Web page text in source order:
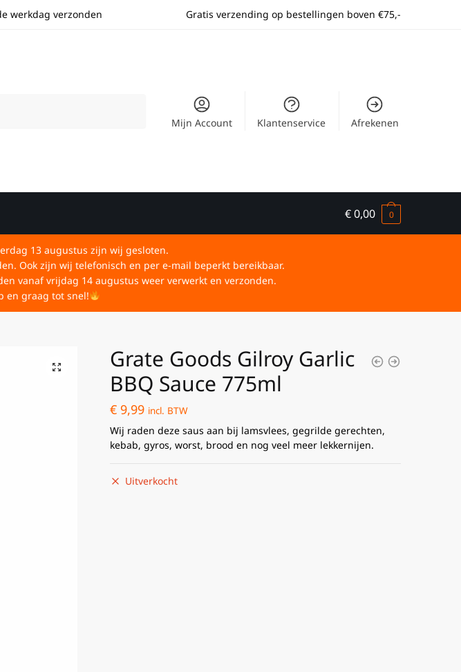
werkdag verzonden Gratis verzending op bestellingen boven €75,-
Mijn Account Klantenservice Afrekenen
€0,00 0
13 augustus zijn wij gesloten.
Ook zijn wij telefonisch en per e-mail beperkt bereikbaar.
vanaf vrijdag 14 augustus weer verwerkt en verzonden.
en graag tot snel!
Grate Goods Gilroy Garlic
BBQ Sauce 775ml
€9,99 incl. BTW
Wij raden deze saus aan bij lamsvlees, gegrilde gerechten,
kebab, gyros, worst, brood en nog veel meer lekkernijen.
Uitverkocht